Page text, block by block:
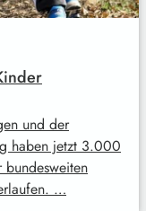
und der
haben jetzt 3.000
…